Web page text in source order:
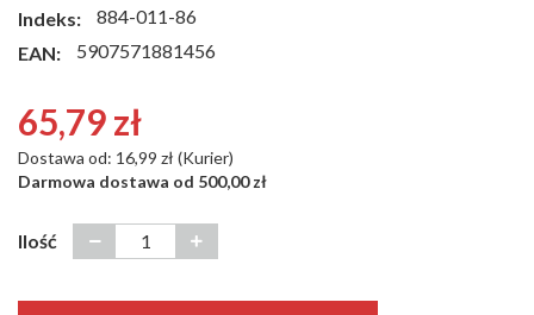
Indeks:
884-011-86
EAN:
5907571881456
65,79 zł
Dostawa od: 16,99 zł (Kurier)
Darmowa dostawa od 500,00 zł
Ilość